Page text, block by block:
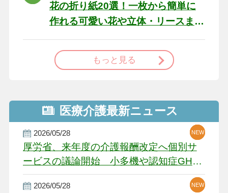
花の折り紙20選！一枚から簡単に
作れる可愛い花や立体・リースま
で
もっと見る
医療介護最新ニュース
2026/05/28
厚労省、来年度の介護報酬改定へ個別サ
ービスの議論開始 小多機や認知症GH、
厳しい経営環境に危機感
NEW
NEW
NEW
2026/05/28 NEW
NEW